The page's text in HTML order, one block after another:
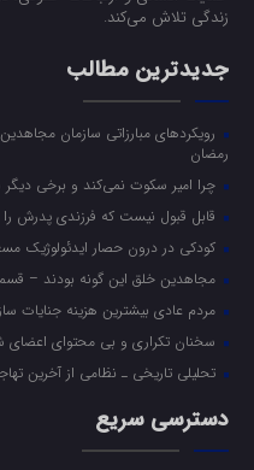
زندگی تلاش می‌کند.
جدیدترین مطالب
رویکرد‌های مبارزاتی سازمان
رمضان
چرا امیر سکوت نمی‌کند و برخی
قابل قبول نیست که فرزندی پدرش
کودکی در درون حصار ایدئولوژیک
مجاهدین خلق این گونه بودند –
مردم عادی بیشترین هزینه جنایات
سخنان تکراری و بی محتوای اعضای
تحلیلی تاریخی ـ نظامی از آخرین
دسترسی سریع